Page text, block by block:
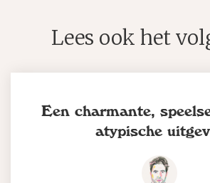
Lees ook het
Een charmante,
atypische